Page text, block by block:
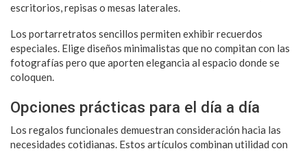
escritorios, repisas o mesas laterales.
Los portarretratos sencillos permiten exhibir recuerdos
especiales. Elige diseños minimalistas que no compitan con las
fotografías pero que aporten elegancia al espacio donde se
coloquen.
Opciones prácticas para el día a día
Los regalos funcionales demuestran consideración hacia las
necesidades cotidianas. Estos artículos combinan utilidad con